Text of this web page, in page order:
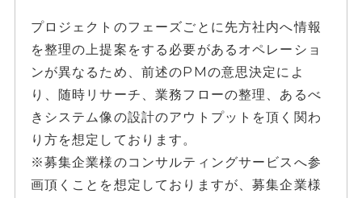
プロジェクトのフェーズごとに先方社内へ情報
を整理の上提案をする必要があるオペレーショ
ンが異なるため、前述のPMの意思決定によ
り、随時リサーチ、業務フローの整理、あるべ
きシステム像の設計のアウトプットを頂く関わ
り方を想定しております。
※募集企業様のコンサルティングサービスへ参
画頂くことを想定しておりますが、募集企業様